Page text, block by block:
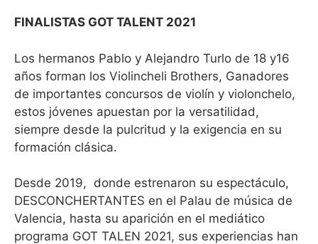
FINALISTAS GOT TALENT 2021
Los hermanos Pablo y Alejandro Turlo de 18 y16
años forman los Violincheli Brothers, Ganadores
de importantes concursos de violín y violonchelo,
estos jóvenes apuestan por la versatilidad,
siempre desde la pulcritud y la exigencia en su
formación clásica.
Desde 2019, donde estrenaron su espectáculo,
DESCONCHERTANTES en el Palau de música de
Valencia, hasta su aparición en el mediático
programa GOT TALEN 2021, sus experiencias han